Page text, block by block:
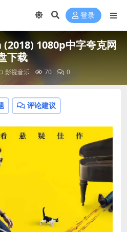
登录
1080p中字夸克网
下载
影视音乐 70 0
评论建议